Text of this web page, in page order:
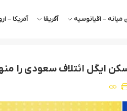
میانه – اقیانوسیه آفریقا آمریکا –
ایگل ائتلاف سعودی را